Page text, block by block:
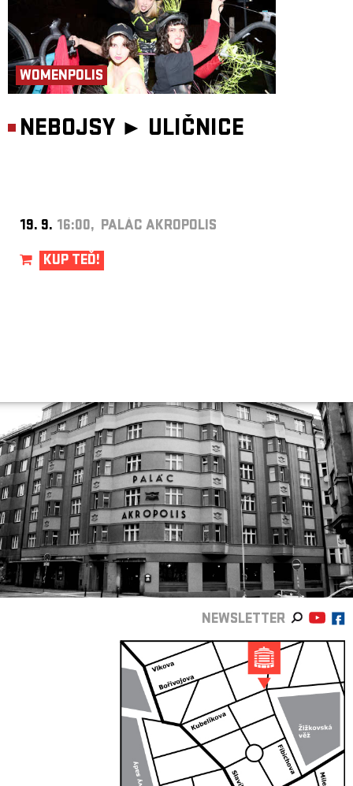
WOMENPOLIS
NEBOJSY ► ULIČNICE
19. 9. 16:00, PALÁC AKROPOLIS
KUP TEĎ!
NEWSLETTER